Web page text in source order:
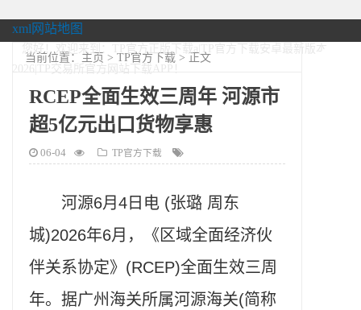
xml网站地图
您好！欢迎来到：TP官方正版下载a|TP官方下载安卓最新版本
2026|TP交易所官方网站下载APP！
当前位置： 主页 > TP官方下载 > 正文
RCEP全面生效三周年 河源市
超5亿元出口货物享惠
06-04 TP官方下载
河源6月4日电 (张璐 周东
城)2026年6月，《区域全面经济伙
伴关系协定》(RCEP)全面生效三周
年。据广州海关所属河源海关(简称